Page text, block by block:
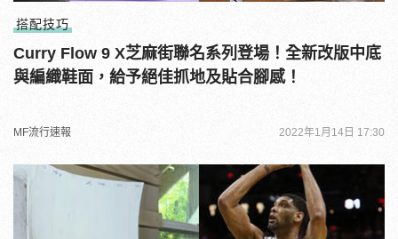
搭配技巧
Curry Flow 9 X芝麻街聯名系列登場！全新改版中底
與編織鞋面，給予絕佳抓地及貼合腳感！
MF流行速報 2022年1月14日 17:30